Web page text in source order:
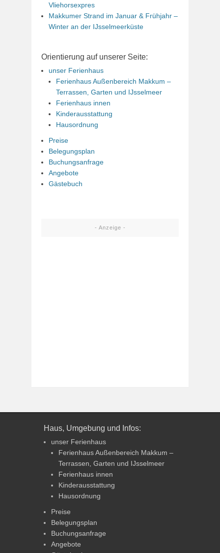
Vliehorsexpres
Makkumer Strand im Januar & Frühjahr –
Winter an der IJsselmeerküste
Orientierung auf unserer Seite:
unser Ferienhaus
Ferienhaus Außenbereich Makkum –
Terrassen, Garten und IJsselmeer
Ferienhaus innen
Kinderausstattung
Hausordnung
Preise
Belegungsplan
Buchungsanfrage
Angebote
Gästebuch
- Anzeige -
Haus, Umgebung und Infos:
unser Ferienhaus
Ferienhaus Außenbereich Makkum –
Terrassen, Garten und IJsselmeer
Ferienhaus innen
Kinderausstattung
Hausordnung
Preise
Belegungsplan
Buchungsanfrage
Angebote